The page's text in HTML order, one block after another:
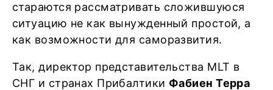
стараются рассматривать сложившуюся
ситуацию не как вынужденный простой, а
как возможности для саморазвития.
Так, директор представительства MLT в
СНГ и странах Прибалтики Фабиен Терра